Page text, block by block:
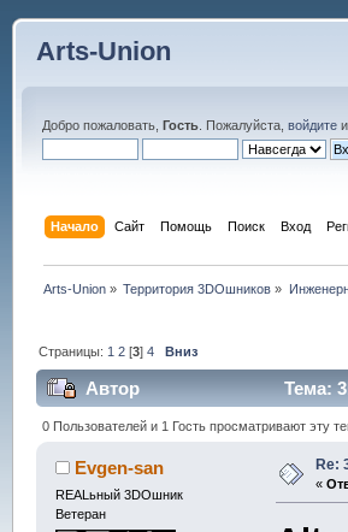
Arts-Union
Добро пожаловать, Гость. Пожалуйста, войдите
Начало Сайт Помощь Поиск Вход
Arts-Union » Территория 3DOшников »
Страницы: 1 2 [3]4 Вниз
Автор Тема:
0 Пользователей и 1 Гость просматривают эту
Evgen-san
REALьный 3DOшник
Ветеран
Re:
«